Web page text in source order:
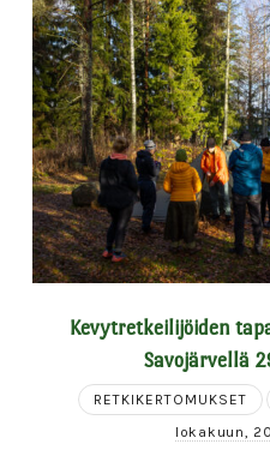
Kevytretkeilijöiden
Savojärvellä
RETKIKERTOMUKSET
lokakuun,